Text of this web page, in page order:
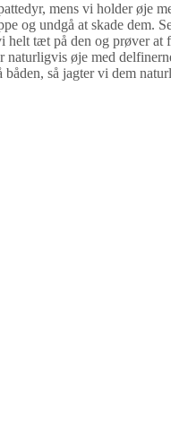
mens vi holder øje
og undgå at skade dem.
helt tæt på den og prøver at
naturligvis øje med
båden, så jagter vi dem